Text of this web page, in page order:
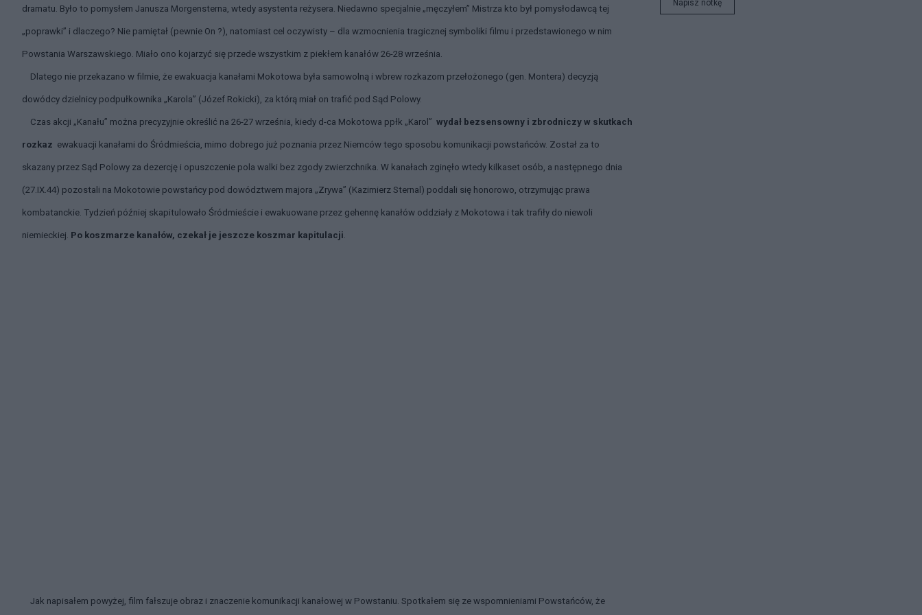
dramatu. Było to pomysłem Janusza Morgensterna, wtedy asystenta reżysera. Niedawno specjalnie „męczyłem” Mistrza kto był pomysłodawcą tej
„poprawki” i dlaczego? Nie pamiętał (pewnie On ?), natomiast cel oczywisty – dla wzmocnienia tragicznej symboliki filmu i przedstawionego w nim
Powstania Warszawskiego. Miało ono kojarzyć się przede wszystkim z piekłem kanałów 26-28 września.
Dlatego nie przekazano w filmie, że ewakuacja kanałami Mokotowa była samowolną i wbrew rozkazom przełożonego (gen. Montera) decyzją
dowódcy dzielnicy podpułkownika „Karola” (Józef Rokicki), za którą miał on trafić pod Sąd Polowy.
Czas akcji „Kanału” można precyzyjnie określić na 26-27 września, kiedy d-ca Mokotowa ppłk „Karol” wydał bezsensowny i zbrodniczy w skutkach
rozkaz ewakuacji kanałami do Śródmieścia, mimo dobrego już poznania przez Niemców tego sposobu komunikacji powstańców. Został za to
skazany przez Sąd Polowy za dezercję i opuszczenie pola walki bez zgody zwierzchnika. W kanałach zginęło wtedy kilkaset osób, a następnego dnia
(27.IX.44) pozostali na Mokotowie powstańcy pod dowództwem majora „Zrywa” (Kazimierz Sternal) poddali się honorowo, otrzymując prawa
kombatanckie. Tydzień później skapitulowało Śródmieście i ewakuowane przez gehennę kanałów oddziały z Mokotowa i tak trafiły do niewoli
niemieckiej. Po koszmarze kanałów, czekał je jeszcze koszmar kapitulacji
Jak napisałem powyżej, film fałszuje obraz i znaczenie komunikacji kanałowej w Powstaniu. Spotkałem się ze wspomnieniami Powstańców, że
Napisz notkę